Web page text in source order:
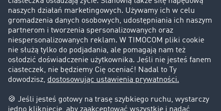
Klienci pozyskują nowych klientów
Informacje prawne
Impressum
OWU
Ochrona danych